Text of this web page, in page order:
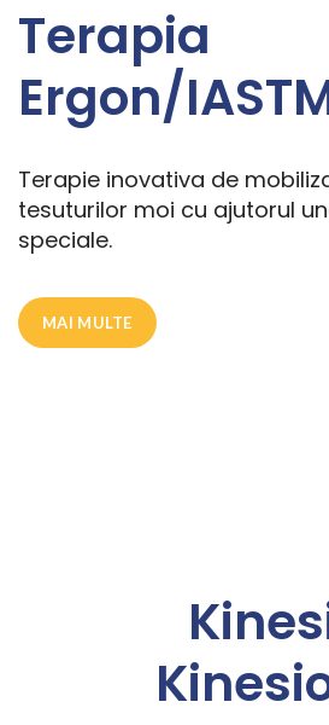
Terapia
Ergon/
Terapie inovativa de
tesuturilor moi cu ajutorul
speciale.
MAI MULTE